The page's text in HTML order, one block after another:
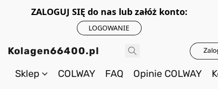
ZALOGUJ SIĘ do nas lub załóż konto:
LOGOWANIE
Kolagen66400.pl
Sklep COLWAY FAQ Opinie COLWAY